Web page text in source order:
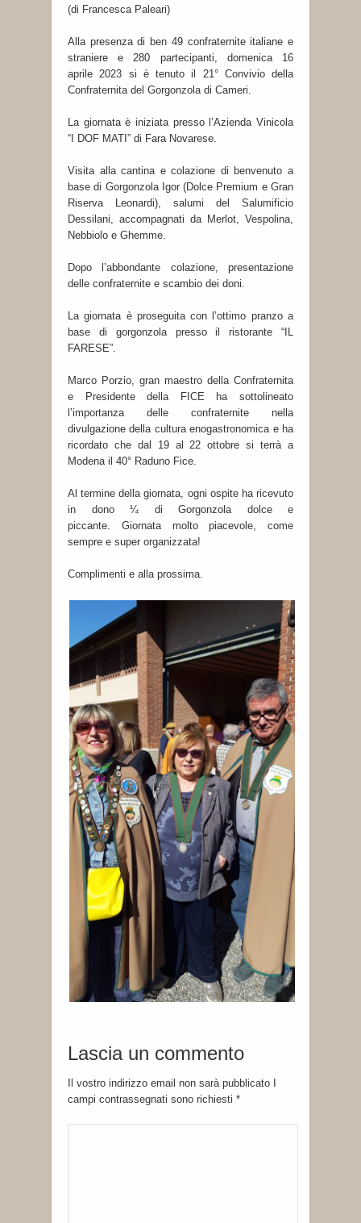
(di Francesca Paleari)
Alla presenza di ben 49 confraternite italiane e
straniere e 280 partecipanti, domenica 16
aprile 2023 si è tenuto il 21° Convivio della
Confraternita del Gorgonzola di Cameri.
La giornata è iniziata presso l’Azienda Vinicola
“I DOF MATI” di Fara Novarese.
Visita alla cantina e colazione di benvenuto a
base di Gorgonzola Igor (Dolce Premium e Gran
Riserva Leonardi), salumi del Salumificio
Dessilani, accompagnati da Merlot, Vespolina,
Nebbiolo e Ghemme.
Dopo l’abbondante colazione, presentazione
delle confraternite e scambio dei doni.
La giornata è proseguita con l’ottimo pranzo a
base di gorgonzola presso il ristorante “IL
FARESE”.
Marco Porzio, gran maestro della Confraternita
e Presidente della FICE ha sottolineato
l’importanza delle confraternite nella
divulgazione della cultura enogastronomica e ha
ricordato che dal 19 al 22 ottobre si terrà a
Modena il 40° Raduno Fice.
Al termine della giornata, ogni ospite ha ricevuto
in dono ¼ di Gorgonzola dolce e
piccante. Giornata molto piacevole, come
sempre e super organizzata!
Complimenti e alla prossima.
Lascia un commento
Il vostro indirizzo email non sarà pubblicato I
campi contrassegnati sono richiesti *